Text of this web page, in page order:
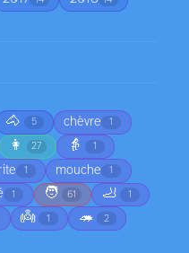
🐴 5 chèvre 1
👩 27 👵 1
1 mouche 1
1 🧑 61 🦶 1
👼 1 🦔 2